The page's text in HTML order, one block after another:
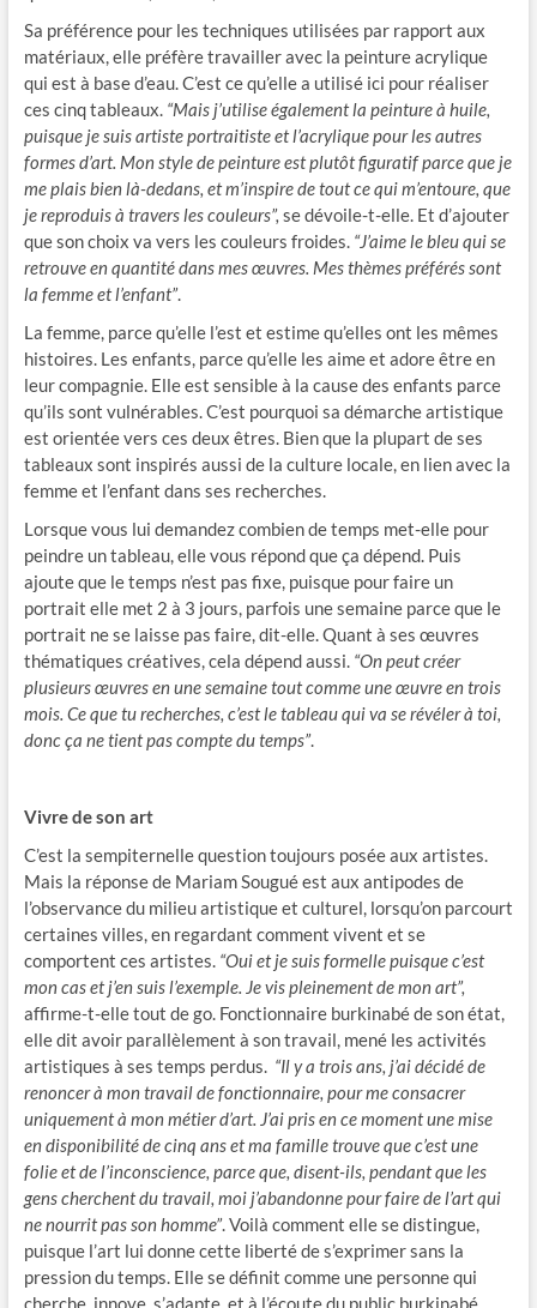
Sa préférence pour les techniques utilisées par rapport aux
matériaux, elle préfère travailler avec la peinture acrylique
qui est à base d’eau. C’est ce qu’elle a utilisé ici pour réaliser
ces cinq tableaux. “Mais j’utilise également la peinture à huile,
puisque je suis artiste portraitiste et l’acrylique pour les autres
formes d’art. Mon style de peinture est plutôt figuratif parce que je
me plais bien là-dedans, et m’inspire de tout ce qui m’entoure, que
je reproduis à travers les couleurs”, se dévoile-t-elle. Et d’ajouter
que son choix va vers les couleurs froides. “J’aime le bleu qui se
retrouve en quantité dans mes œuvres. Mes thèmes préférés sont
la femme et l’enfant”.
La femme, parce qu’elle l’est et estime qu’elles ont les mêmes
histoires. Les enfants, parce qu’elle les aime et adore être en
leur compagnie. Elle est sensible à la cause des enfants parce
qu’ils sont vulnérables. C’est pourquoi sa démarche artistique
est orientée vers ces deux êtres. Bien que la plupart de ses
tableaux sont inspirés aussi de la culture locale, en lien avec la
femme et l’enfant dans ses recherches.
Lorsque vous lui demandez combien de temps met-elle pour
peindre un tableau, elle vous répond que ça dépend. Puis
ajoute que le temps n’est pas fixe, puisque pour faire un
portrait elle met 2 à 3 jours, parfois une semaine parce que le
portrait ne se laisse pas faire, dit-elle. Quant à ses œuvres
thématiques créatives, cela dépend aussi. “On peut créer
plusieurs œuvres en une semaine tout comme une œuvre en trois
mois. Ce que tu recherches, c’est le tableau qui va se révéler à toi,
donc ça ne tient pas compte du temps”.
Vivre de son art
C’est la sempiternelle question toujours posée aux artistes.
Mais la réponse de Mariam Sougué est aux antipodes de
l’observance du milieu artistique et culturel, lorsqu’on parcourt
certaines villes, en regardant comment vivent et se
comportent ces artistes. “Oui et je suis formelle puisque c’est
mon cas et j’en suis l’exemple. Je vis pleinement de mon art”,
affirme-t-elle tout de go. Fonctionnaire burkinabé de son état,
elle dit avoir parallèlement à son travail, mené les activités
artistiques à ses temps perdus. “Il y a trois ans, j’ai décidé de
renoncer à mon travail de fonctionnaire, pour me consacrer
uniquement à mon métier d’art. J’ai pris en ce moment une mise
en disponibilité de cinq ans et ma famille trouve que c’est une
folie et de l’inconscience, parce que, disent-ils, pendant que les
gens cherchent du travail, moi j’abandonne pour faire de l’art qui
ne nourrit pas son homme”. Voilà comment elle se distingue,
puisque l’art lui donne cette liberté de s’exprimer sans la
pression du temps. Elle se définit comme une personne qui
cherche, innove, s’adapte, et à l’écoute du public burkinabé,